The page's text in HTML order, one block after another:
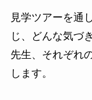
見学ツアーを通
じ、どんな気づ
先生、それぞれ
します。